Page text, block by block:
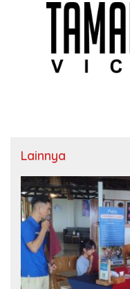
Lainnya